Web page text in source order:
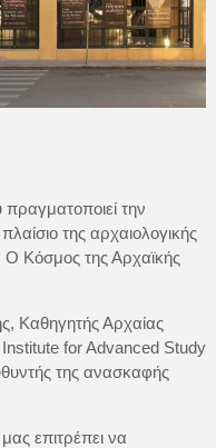
την
της αρχαιολογικής
Κόσμος της Αρχαϊκής
Καθηγητής Αρχαίας
for Advanced Study
της ανασκαφής
επιτρέπει να